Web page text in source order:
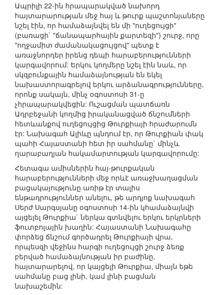
Ապրիլի 22-ին հրապարակված նախորդ
հայտարարության մեջ հայ և թուրք պաշտոնյաները
նշել էին, որ համաձայնվել են մի "ուղեցույցի"
(բառացի` "ճանապարհային քարտեզի") շուրջ, որը
"ողջամիտ ժամանակացույցով" պետք է
առաջնորդեր իրենց դեպի հարաբերությունների
կարգավորում: Երկու կողմերը նշել էին նաև, որ
սկզբունքային համաձայնության են եկել
նախաստորագրելով երկու արձանագրությունները,
որոնք սակայն, մինչ օգոստոսի 31-ը
չհրապարակվեցին: Ուշացման պատճառն
Ադրբեջանի կողմից իրականացված ճնշումների
հետևանքով ուղեցույցից Թուրքիայի հրաժարումն
էր: Նախագահ Ալիևը պնդում էր, որ Թուրքիան փակ
պահի Հայաստանի հետ իր սահմանը` մինչև
ղարաբաղյան հակամարտության կարգավորումը:
Հետագա ամիսներին հայ-թուրքական
հարաբերությունների մեջ որևէ առաջխաղացման
բացակայությունը առիթ էր տալիս
ենթադրություններ անելու, թե արդյոք նախագահ
Սերժ Սարգսյանը օգոստոսի 14-ին կհամաձայնվի
այցելել Թուրքիա` ներկա գտնվելու երկու երկրների
ֆուտբոլային խաղին: Հայաստանի Նախագահը
փորձեց ճնշում գործադրել Թուրքիայի վրա,
որպեսզի վեջինս հարգի ուղեցույցի շուրջ ձեռք
բերված համաձայնության իր բաժինը,
հայտարարելով, որ կայցելի Թուրքիա, միայն եթե
սահմանը բաց լինի, կամ լինի բացման
նախաշեմին: